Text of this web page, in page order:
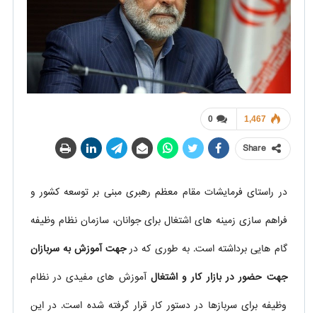
0 1,467
Share
در راستای فرمایشات مقام معظم رهبری مبنی بر توسعه کشور و
فراهم سازی زمینه های اشتغال برای جوانان، سازمان نظام وظیفه
گام هایی برداشته است. به طوری که درجهت آموزش به سربازان
جهت حضور در بازار کار و اشتغال آموزش های مفیدی در نظام
وظیفه برای سربازها در دستور کار قرار گرفته شده است. در این